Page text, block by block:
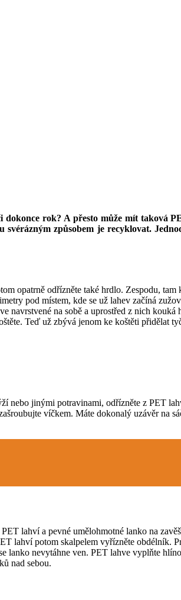
rok? A přesto může mít taková
způsobem je recyklovat.
opatrně odřízněte také hrdlo. Zespodu, tam
pod místem, kde se už lahev začíná
na sobě a uprostřed z nich kouká
Teď už zbývá jenom ke koštěti přidělat
nebo jinými potravinami, odřízněte z PET
víčkem. Máte dokonalý uzávěr na
lahví a pevné umělohmotné lanko na
lahví potom skalpelem vyřízněte obdélník.
lanko nevytáhne ven. PET lahve vyplňte
nad sebou.